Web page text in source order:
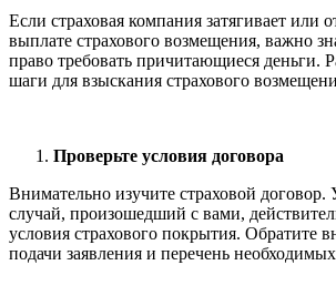
Если страховая компания затягивает или
выплате страхового возмещения, важно
право требовать причитающиеся деньги.
шаги для взыскания страхового
Проверьте условия договора
Внимательно изучите страховой договор.
случай, произошедший с вами,
условия страхового покрытия. Обратите
подачи заявления и перечень